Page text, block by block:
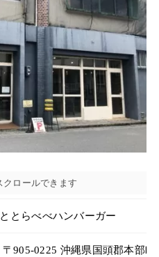
ととらべべハンバーガー
〒905-0225 沖縄県国頭郡本部